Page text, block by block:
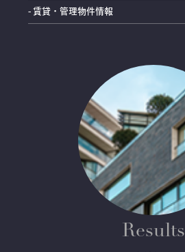
- 賃貸・管理物件情報
Results